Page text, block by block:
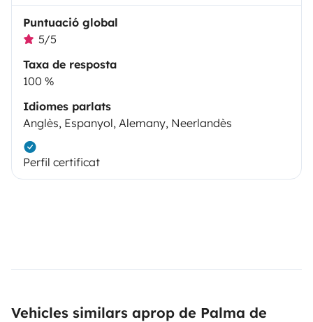
Puntuació global
5/5
Taxa de resposta
100 %
Idiomes parlats
Anglès, Espanyol, Alemany, Neerlandès
Perfil certificat
Vehicles similars aprop de Palma de